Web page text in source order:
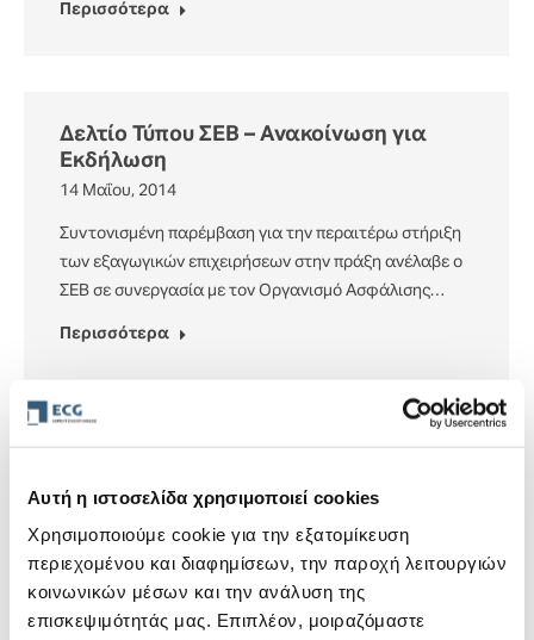
Αυτή η ιστοσελίδα χρησιμοποιεί cookies
Χρησιμοποιούμε cookie για την εξατομίκευση
περιεχομένου και διαφημίσεων, την παροχή λειτουργιών
κοινωνικών μέσων και την ανάλυση της
επισκεψιμότητάς μας. Επιπλέον, μοιραζόμαστε
Περισσότερα
Δελτίο Τύπου ΣΕΒ – Ανακοίνωση για
Εκδήλωση
14 Μαΐου, 2014
Συντονισμένη παρέμβαση για την περαιτέρω στήριξη
των εξαγωγικών επιχειρήσεων στην πράξη ανέλαβε ο
ΣΕΒ σε συνεργασία με τον Οργανισμό Ασφάλισης…
Περισσότερα
εξαγωγών στο επίκεντρο της
προσπάθειας που καταβάλλει το
Ε.Β.Ε.Π. για τόνωση της εξωστρέφειας
των επιχειρήσεων
10 Μαρτίου, 2014